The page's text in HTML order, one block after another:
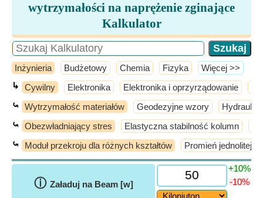
wytrzymałości na naprężenie zginające
Kalkulator
Inżynieria Budżetowy Chemia Fizyka ​Więcej >>
↳ Cywilny Elektronika Elektronika i oprzyrządowanie
⤿ Wytrzymałość materiałów Geodezyjne wzory
⤿ Obezwładniający stres Elastyczna stabilność kolumn
⤿ Moduł przekroju dla różnych kształtów Promień jednolitej
ⓘ Załaduj na Beam [w]
+10%
-10%